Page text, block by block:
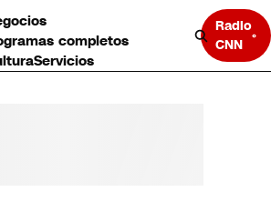
completos
Servicios
Radio
CNN